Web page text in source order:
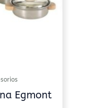
Egmont